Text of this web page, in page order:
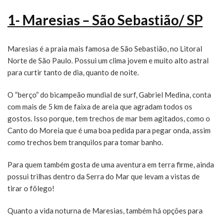
1- Maresias – São Sebastião/ SP
Maresias é a praia mais famosa de São Sebastião, no Litoral
Norte de São Paulo. Possui um clima jovem e muito alto astral
para curtir tanto de dia, quanto de noite.
O “berço” do bicampeão mundial de surf, Gabriel Medina, conta
com mais de 5 km de faixa de areia que agradam todos os
gostos. Isso porque, tem trechos de mar bem agitados, como o
Canto do Moreia que é uma boa pedida para pegar onda, assim
como trechos bem tranquilos para tomar banho.
Para quem também gosta de uma aventura em terra firme, ainda
possui trilhas dentro da Serra do Mar que levam a vistas de
tirar o fôlego!
Quanto a vida noturna de Maresias, também há opções para